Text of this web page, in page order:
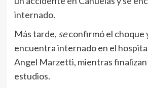
internado.
Más tarde, seconfirmó el choque
encuentra internado en el
Angel Marzetti, mientras
estudios.